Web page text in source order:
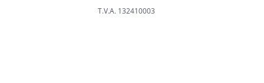
T.V.A. 132410003